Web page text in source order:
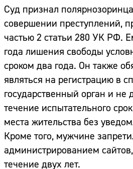
Суд признал
совершении преступлений,
частью 2 статьи 280 УК РФ.
года лишения свободы
сроком два года. Он также
являться на регистрацию в
государственный орган и не
течение испытательного
места жительства без
Кроме того, мужчине
администрированием
течение двух лет.